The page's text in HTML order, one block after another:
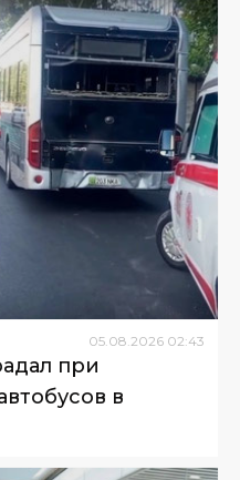
05 08 2026 02:43
при
в